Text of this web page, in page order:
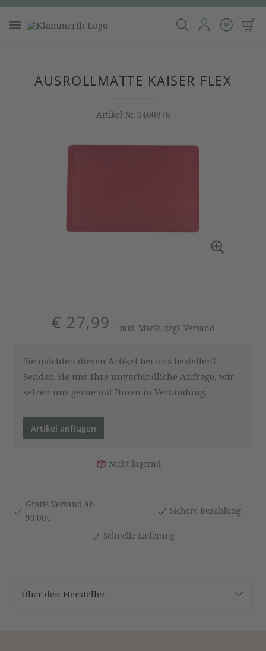
AUSROLLMATTE KAISER FLEX
Artikel Nr. 0400878
€ 27,99 inkl. MwSt. zzgl. Versand
Sie möchten diesen Artikel bei uns bestellen?
Senden Sie uns Ihre unverbindliche Anfrage, wir
setzen uns gerne mit Ihnen in Verbindung.
Artikel anfragen
Nicht lagernd
Gratis Versand ab
99,00€
Sichere Bezahlung
Schnelle Lieferung
Über den Hersteller